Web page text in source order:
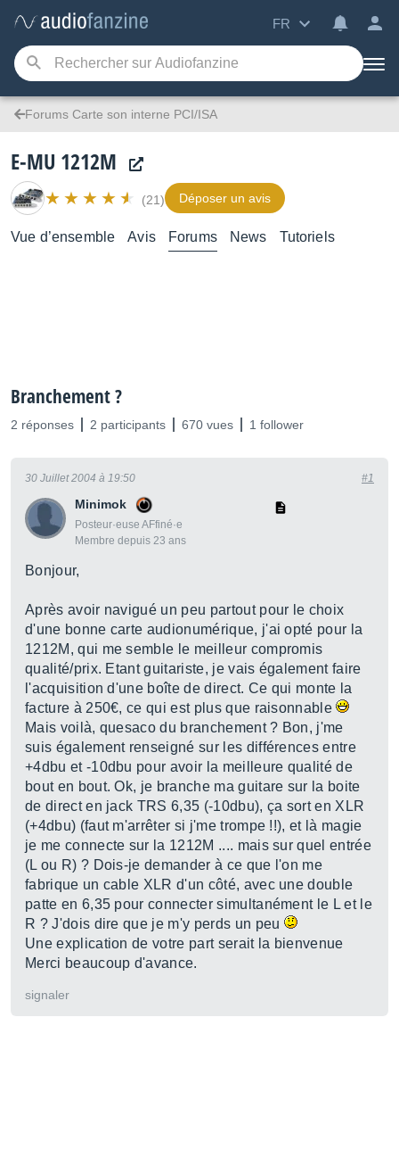
FR
Forums Carte son interne PCI/ISA
E-MU 1212M
(21) Déposer un avis
Vue d’ensemble Avis Forums News Tutoriels
Branchement ?
2 réponses 2 participants 670 vues 1 follower
Minimok
Posteur·euse AFfiné·e
Membre depuis 23 ans
30 Juillet 2004 à 19:50 #1
Bonjour,
Après avoir navigué un peu partout pour le choix
d'une bonne carte audionumérique, j'ai opté pour la
1212M, qui me semble le meilleur compromis
qualité/prix. Etant guitariste, je vais également faire
l'acquisition d'une boîte de direct. Ce qui monte la
facture à 250€, ce qui est plus que raisonnable
Mais voilà, quesaco du branchement ? Bon, j'me
suis également renseigné sur les différences entre
+4dbu et -10dbu pour avoir la meilleure qualité de
bout en bout. Ok, je branche ma guitare sur la boite
de direct en jack TRS 6,35 (-10dbu), ça sort en XLR
(+4dbu) (faut m'arrêter si j'me trompe !!), et là magie
je me connecte sur la 1212M .... mais sur quel entrée
(L ou R) ? Dois-je demander à ce que l'on me
fabrique un cable XLR d'un côté, avec une double
patte en 6,35 pour connecter simultanément le L et le
R ? J'dois dire que je m'y perds un peu
Une explication de votre part serait la bienvenue
Merci beaucoup d'avance.
signaler